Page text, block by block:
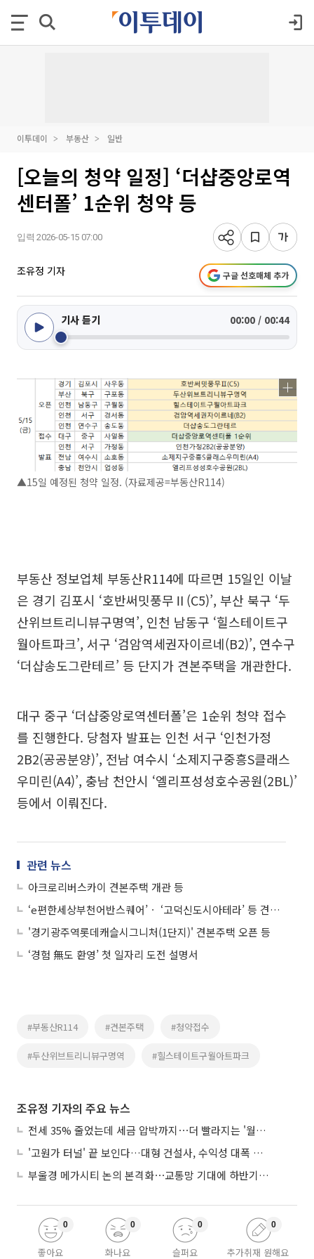
이투데이 부동산 일반
[오늘의 청약 일정] ‘더샵중앙로역
센터폴’ 1순위 청약 등
입력 2026-05-15 07:00
조유정 기자 구글 선호매체 추가
기사 듣기 00:00 / 00:44
▲15일 예정된 청약 일정. (자료제공=부동산R114)
부동산 정보업체 부동산R114에 따르면 15일인 이날
은 경기 김포시 ‘호반써밋풍무Ⅱ(C5)’, 부산 북구 ‘두
산위브트리니뷰구명역’, 인천 남동구 ‘힐스테이트구
월아트파크’, 서구 ‘검암역세권자이르네(B2)’, 연수구
‘더샵송도그란테르’ 등 단지가 견본주택을 개관한다.
대구 중구 ‘더샵중앙로역센터폴’은 1순위 청약 접수
를 진행한다. 당첨자 발표는 인천 서구 ‘인천가정
2B2(공공분양)’, 전남 여수시 ‘소제지구중흥S클래스
우미린(A4)’, 충남 천안시 ‘엘리프성성호수공원(2BL)’
등에서 이뤄진다.
관련 뉴스
아크로리버스카이 견본주택 개관 등
‘e편한세상부천어반스퀘어’ㆍ ‘고덕신도시아테라’ 등 견본주택 오픈
'경기광주역롯데캐슬시그니처(1단지)' 견본주택 오픈 등
‘경험 無도 환영’ 첫 일자리 도전 설명서
#부동산R114 #견본주택 #청약접수
#두산위브트리니뷰구명역 #힐스테이트구월아트파크
조유정 기자의 주요 뉴스
전세 35% 줄었는데 세금 압박까지⋯더 빨라지는 '월세화'
'고원가 터널' 끝 보인다…대형 건설사, 수익성 대폭 개선
부울경 메가시티 논의 본격화⋯교통망 기대에 하반기 분양시장 '주목'
좋아요
0
화나요
0
슬퍼요
0
추가취재 원해요
0